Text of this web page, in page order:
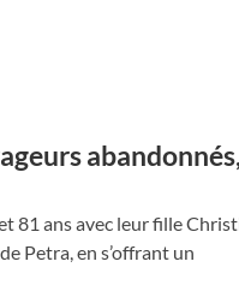
81 ans avec leur fille
Petra, en s’offrant un